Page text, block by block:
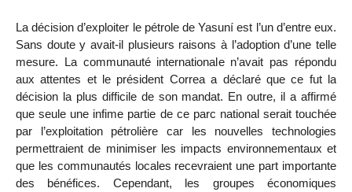
La décision d’exploiter le pétrole de Yasuní est l’un d’entre eux.
Sans doute y avait-il plusieurs raisons à l’adoption d’une telle
mesure. La communauté internationale n’avait pas répondu
aux attentes et le président Correa a déclaré que ce fut la
décision la plus difficile de son mandat. En outre, il a affirmé
que seule une infime partie de ce parc national serait touchée
par l’exploitation pétrolière car les nouvelles technologies
permettraient de minimiser les impacts environnementaux et
que les communautés locales recevraient une part importante
des bénéfices. Cependant, les groupes économiques